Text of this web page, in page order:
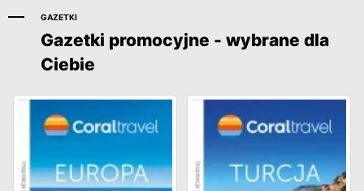
GAZETKI
Gazetki promocyjne - wybrane dla
Ciebie